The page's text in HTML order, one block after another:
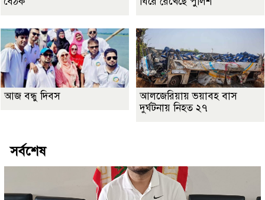
আজ বন্ধু দিবস
আলজেরিয়ায় ভয়াবহ বাস
দুর্ঘটনায় নিহত ২৭
সর্বশেষ